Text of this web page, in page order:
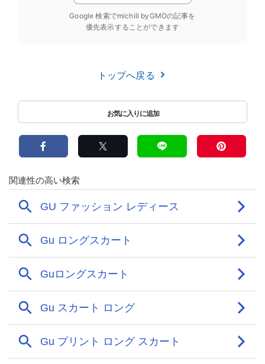
Google 検索でmichill byGMOの記事を
優先表示することができます
トップへ戻る